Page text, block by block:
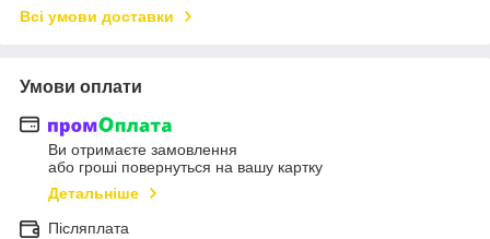
Всі умови доставки
Умови оплати
Ви отримаєте замовлення
або гроші повернуться на вашу картку
Детальніше
Післяплата